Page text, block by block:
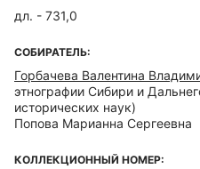
дл. - 731,0
СОБИРАТЕЛЬ:
Горбачева Валентина
этнографии Сибири и
исторических наук)
Попова Марианна Сергеевна
КОЛЛЕКЦИОННЫЙ НОМЕР: